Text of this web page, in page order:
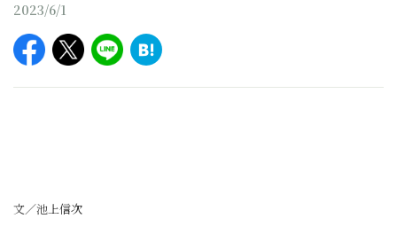
2023/6/1
文／池上信次